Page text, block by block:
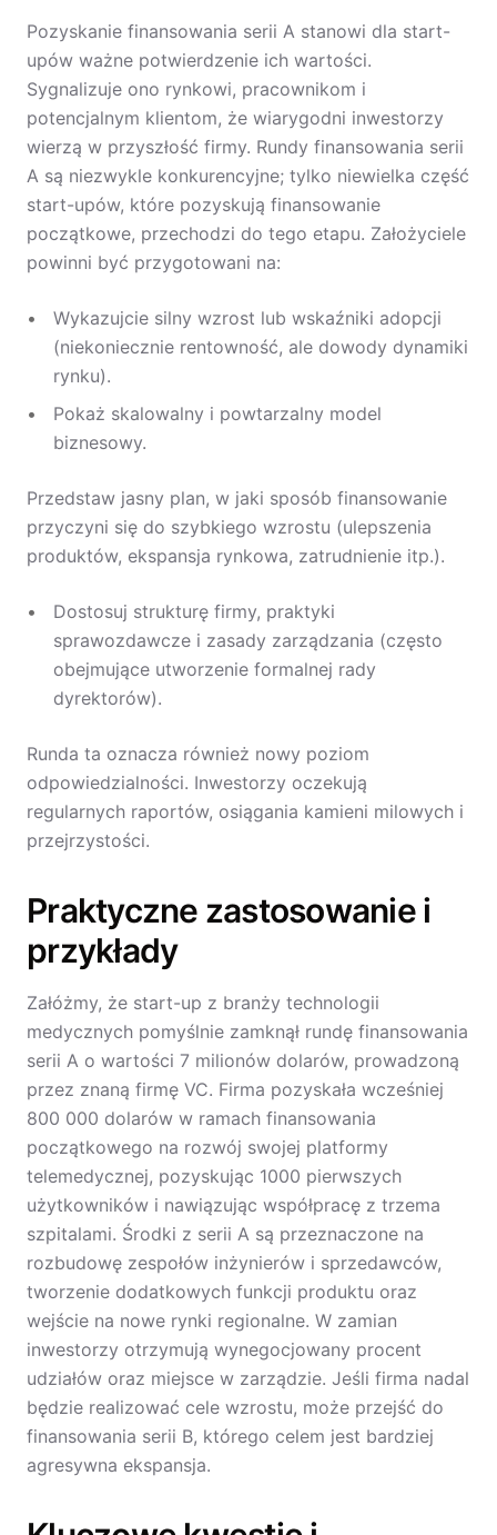
Pozyskanie finansowania serii A stanowi dla start-
upów ważne potwierdzenie ich wartości.
Sygnalizuje ono rynkowi, pracownikom i
potencjalnym klientom, że wiarygodni inwestorzy
wierzą w przyszłość firmy. Rundy finansowania serii
A są niezwykle konkurencyjne; tylko niewielka część
start-upów, które pozyskują finansowanie
początkowe, przechodzi do tego etapu. Założyciele
powinni być przygotowani na:
Wykazujcie silny wzrost lub wskaźniki adopcji
(niekoniecznie rentowność, ale dowody dynamiki
rynku).
Pokaż skalowalny i powtarzalny model
biznesowy.
Przedstaw jasny plan, w jaki sposób finansowanie
przyczyni się do szybkiego wzrostu (ulepszenia
produktów, ekspansja rynkowa, zatrudnienie itp.).
Dostosuj strukturę firmy, praktyki
sprawozdawcze i zasady zarządzania (często
obejmujące utworzenie formalnej rady
dyrektorów).
Runda ta oznacza również nowy poziom
odpowiedzialności. Inwestorzy oczekują
regularnych raportów, osiągania kamieni milowych i
przejrzystości.
Praktyczne zastosowanie i
przykłady
Załóżmy, że start-up z branży technologii
medycznych pomyślnie zamknął rundę finansowania
serii A o wartości 7 milionów dolarów, prowadzoną
przez znaną firmę VC. Firma pozyskała wcześniej
800 000 dolarów w ramach finansowania
początkowego na rozwój swojej platformy
telemedycznej, pozyskując 1000 pierwszych
użytkowników i nawiązując współpracę z trzema
szpitalami. Środki z serii A są przeznaczone na
rozbudowę zespołów inżynierów i sprzedawców,
tworzenie dodatkowych funkcji produktu oraz
wejście na nowe rynki regionalne. W zamian
inwestorzy otrzymują wynegocjowany procent
udziałów oraz miejsce w zarządzie. Jeśli firma nadal
będzie realizować cele wzrostu, może przejść do
finansowania serii B, którego celem jest bardziej
agresywna ekspansja.